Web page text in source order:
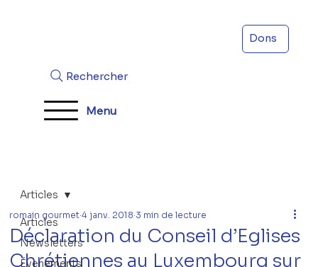
Menu
Rechercher
Dons
Articles
Newsletters
Évenements
Articles
Déclaration du Conseil d’Eglises
Chrétiennes au Luxembourg sur
romain gourmet 4 janv. 2018 3 min de lecture